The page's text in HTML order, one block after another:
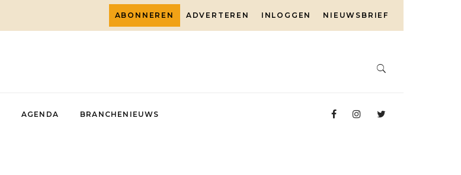
ABONNEREN ADVERTEREN INLOGGEN NIEUWSBRIEF
AGENDA BRANCHENIEUWS